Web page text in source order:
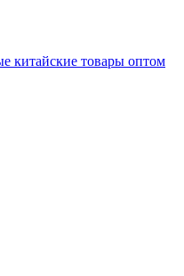
китайские товары оптом